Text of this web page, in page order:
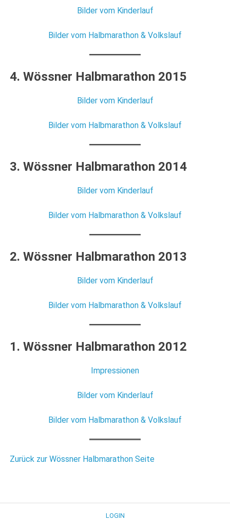
Bilder vom Kinderlauf
Bilder vom Halbmarathon & Volkslauf
4. Wössner Halbmarathon 2015
Bilder vom Kinderlauf
Bilder vom Halbmarathon & Volkslauf
3. Wössner Halbmarathon 2014
Bilder vom Kinderlauf
Bilder vom Halbmarathon & Volkslauf
2. Wössner Halbmarathon 2013
Bilder vom Kinderlauf
Bilder vom Halbmarathon & Volkslauf
1. Wössner Halbmarathon 2012
Impressionen
Bilder vom Kinderlauf
Bilder vom Halbmarathon & Volkslauf
Zurück zur Wössner Halbmarathon Seite
LOGIN